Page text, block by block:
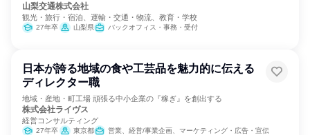
山梨交通株式会社
観光・旅行・宿泊、運輸・交通・物流、教育・学校
27年卒 山梨県 バックオフィス・事務・受付
日本が誇る地域の食や工芸品を魅力的に伝える
ディレクター職
地域・産地・町工場 頑張る中小企業の『稼ぎ』を創出する
株式会社ライヴス
経営コンサルティング
27年卒 東京都 営業、経営/事業企画、マーケティング・広告・宣伝